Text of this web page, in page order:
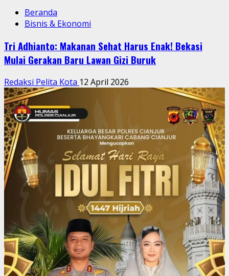
Beranda
Bisnis & Ekonomi
Tri Adhianto: Makanan Sehat Harus Enak! Bekasi
Mulai Gerakan Baru Lawan Gizi Buruk
Redaksi Pelita Kota 12 April 2026